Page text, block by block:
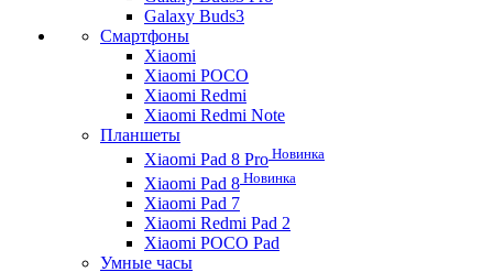
Galaxy Buds3
Смартфоны
Xiaomi
Xiaomi POCO
Xiaomi Redmi
Xiaomi Redmi Note
Планшеты
Xiaomi Pad 8 Pro Новинка
Xiaomi Pad 8 Новинка
Xiaomi Pad 7
Xiaomi Redmi Pad 2
Xiaomi POCO Pad
Умные часы